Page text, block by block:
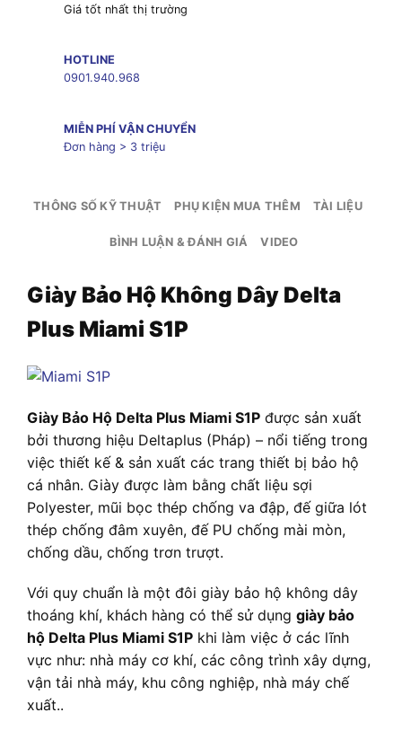
Giá tốt nhất thị trường
HOTLINE
0901.940.968
MIỄN PHÍ VẬN CHUYỂN
Đơn hàng > 3 triệu
THÔNG SỐ KỸ THUẬT PHỤ KIỆN MUA THÊM TÀI LIỆU
BÌNH LUẬN & ĐÁNH GIÁ VIDEO
Giày Bảo Hộ Không Dây Delta
Plus Miami S1P
Giày Bảo Hộ Delta Plus Miami S1P được sản xuất
bởi thương hiệu Deltaplus (Pháp) – nổi tiếng trong
việc thiết kế & sản xuất các trang thiết bị bảo hộ
cá nhân. Giày được làm bằng chất liệu sợi
Polyester, mũi bọc thép chống va đập, đế giữa lót
thép chống đâm xuyên, đế PU chống mài mòn,
chống dầu, chống trơn trượt.
Với quy chuẩn là một đôi giày bảo hộ không dây
thoáng khí, khách hàng có thể sử dụng giày bảo
hộ Delta Plus Miami S1P khi làm việc ở các lĩnh
vực như: nhà máy cơ khí, các công trình xây dựng,
vận tải nhà máy, khu công nghiệp, nhà máy chế
xuất..